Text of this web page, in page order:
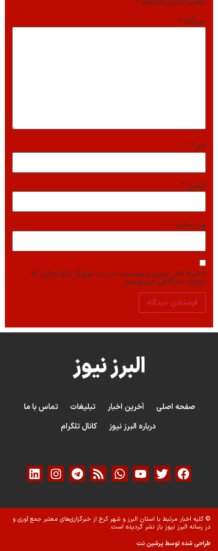
علامت‌گذاری شده‌اند *
دیدگاه *
نام *
ایمیل *
وب‌ سایت
ذخیره نام، ایمیل و وبسایت من در مرورگر برای زمانی که
دوباره دیدگاهی می‌نویسم.
البرز نیوز
صفحه اصلی آخرین اخبار تبلیغات
تماس با ما
درباره البرز نیوز
کانال تلگرام
© کلیه اخبار مرتبط با استان البرز و شهر کرج از خبرگزاری‌های معتبر جمع آوری و
در رسانه البرز نیوز باز نشر گردیده است.
طراحی شده توسط پرشین نت